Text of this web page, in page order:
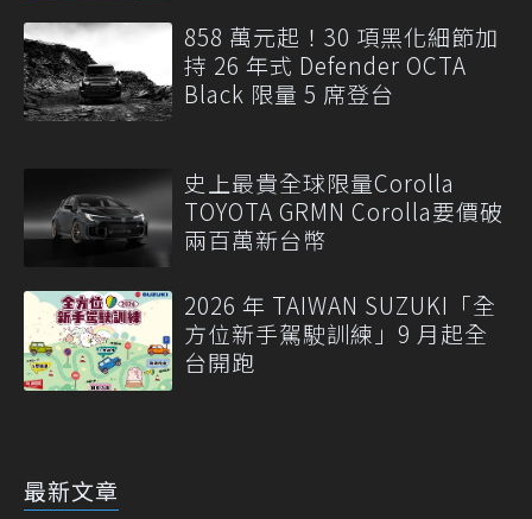
858 萬元起！30 項黑化細節加
持 26 年式 Defender OCTA
Black 限量 5 席登台
史上最貴全球限量Corolla
TOYOTA GRMN Corolla要價破
兩百萬新台幣
2026 年 TAIWAN SUZUKI「全
方位新手駕駛訓練」9 月起全
台開跑
最新文章